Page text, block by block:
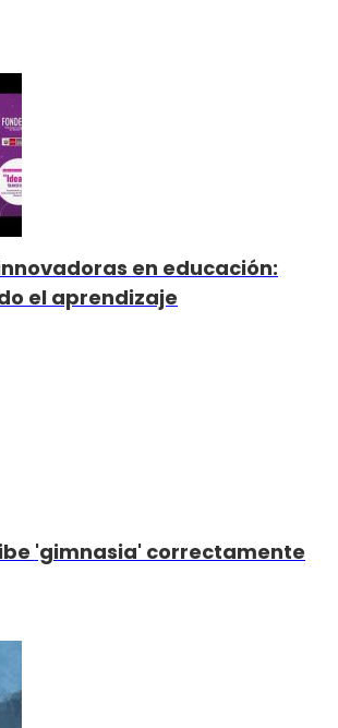
en educación:
el aprendizaje
'gimnasia' correctamente